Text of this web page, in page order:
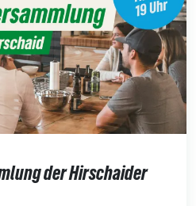
der Hirschaider